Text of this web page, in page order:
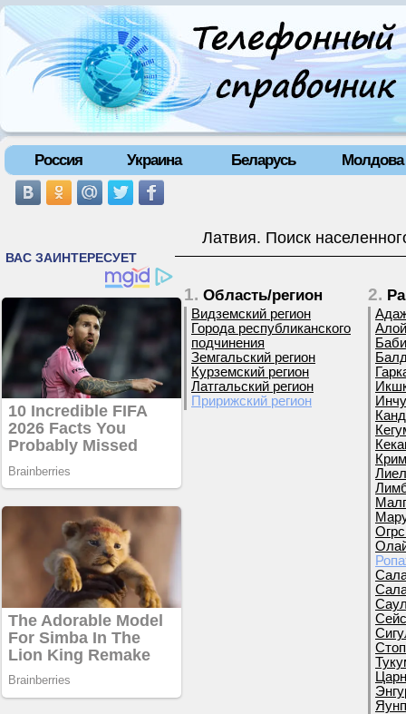
Россия Украина Беларусь Молдова
Латвия. Поиск
1. Область/регион
Видземский регион
Города республиканского
подчинения
Земгальский регион
Курземский регион
Латгальский регион
Пририжский регион
2.